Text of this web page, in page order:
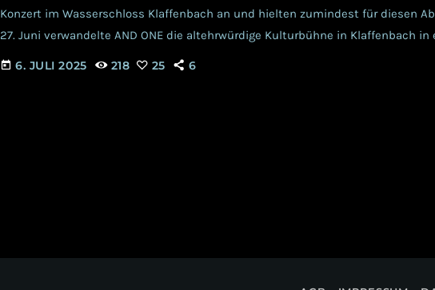
Konzert im Wasserschloss Klaffenbach an und hielten zumindest für diesen
27. Juni verwandelte AND ONE die altehrwürdige Kulturbühne in Klaffenbach in
düster-elektronisches Event. Die Location Als Konzert-Location diente das im
today 6. JULI 2025 218 25 6